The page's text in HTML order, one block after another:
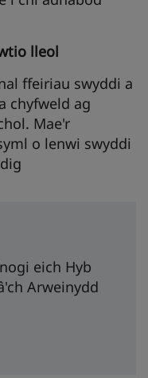
lleol
ffeiriau swyddi a
chyfweld ag
Mae'r
o lenwi swyddi
eich Hyb
Arweinydd